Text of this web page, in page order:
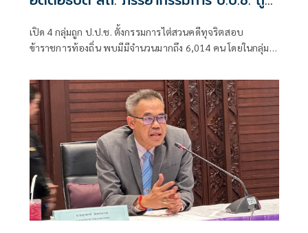
เปิด 4 กลุ่มถูก ป.ป.ช. ตั้งกรรมการไต่สวนคดีทุจริตสอบ
ข้าราชการท้องถิ่น พบมีมีจำนวนมากถึง 6,014 คน โดยในกลุ่มผู้
อธิบดีคือ 1.ร.ต.ท.ภพชนก ชลานุเคราะห์ ที่ดำรงตำแหน่งอธิบดี
กรมส่งเสริมการปกครองท้องถิ่น วันที่ 29 ก.ค.-11 พ.ย. 2568